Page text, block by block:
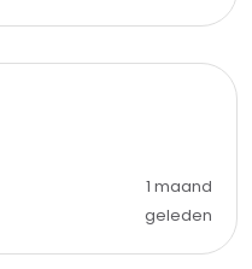
1 maand
geleden